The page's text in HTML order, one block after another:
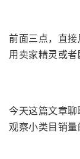
前面三点，直
用卖家精灵或者
今天这篇文章
观察小类目销量